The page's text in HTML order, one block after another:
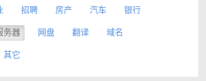
招聘 房产 汽车
银行
务器 网盘 翻译
域名
其它